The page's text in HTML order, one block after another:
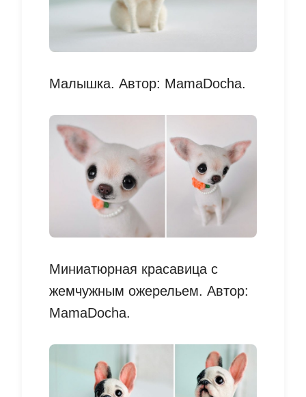
Малышка. Автор: MamaDocha.
Миниатюрная красавица с
жемчужным ожерельем. Автор:
MamaDocha.